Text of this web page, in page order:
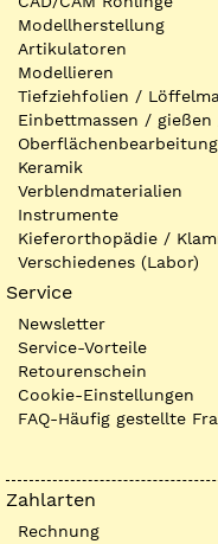
Modellherstellung
Artikulatoren
Modellieren
Tiefziehfolien /
Einbettmassen /
Oberflächenbearbeitung
Keramik
Verblendmaterialien
Instrumente
Kieferorthopädie /
Verschiedenes (Labor)
Service
Newsletter
Service-Vorteile
Retourenschein
Cookie-Einstellungen
FAQ-Häufig gestellte
Zahlarten
Rechnung